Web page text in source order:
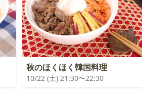
秋のほくほく韓国料理
10/22 (土) 21:30〜22:30